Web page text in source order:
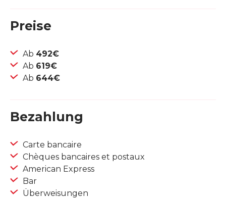
Preise
Ab 492€
Ab 619€
Ab 644€
Bezahlung
Carte bancaire
Chèques bancaires et postaux
American Express
Bar
Überweisungen